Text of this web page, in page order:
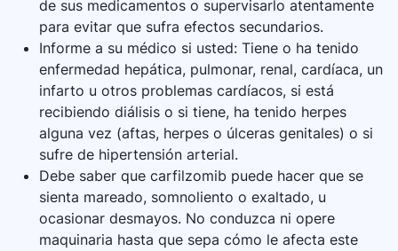
de sus medicamentos o supervisarlo atentamente
para evitar que sufra efectos secundarios.
Informe a su médico si usted: Tiene o ha tenido
enfermedad hepática, pulmonar, renal, cardíaca, un
infarto u otros problemas cardíacos, si está
recibiendo diálisis o si tiene, ha tenido herpes
alguna vez (aftas, herpes o úlceras genitales) o si
sufre de hipertensión arterial.
Debe saber que carfilzomib puede hacer que se
sienta mareado, somnoliento o exaltado, u
ocasionar desmayos. No conduzca ni opere
maquinaria hasta que sepa cómo le afecta este